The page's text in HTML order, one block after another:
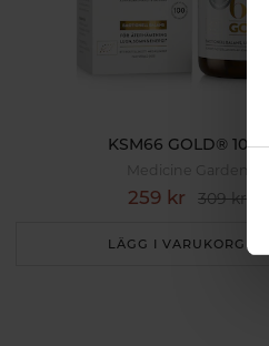
KSM66 GOLD® 100k
Medicine Garden
259 kr 309 kr
LÄGG I VARUKORGEN